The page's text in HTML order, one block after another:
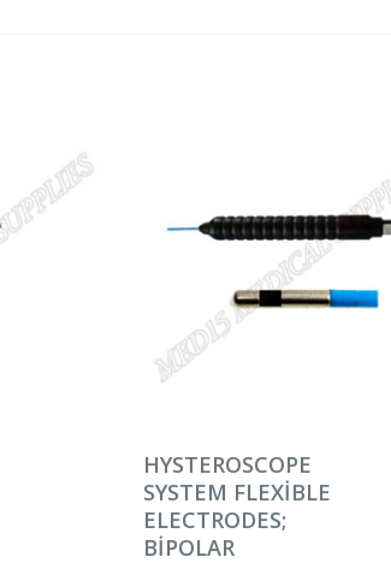
DEVAMINI OKU
HYSTEROSCOPE
SYSTEM FLEXIBLE
ELECTRODES;
BIPOLAR